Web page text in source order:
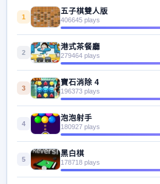
1
五子棋雙人版
406645 plays
2
港式茶餐廳
279464 plays
3
寶石消除 4
196373 plays
4
泡泡射手
180927 plays
5
黑白棋
178718 plays